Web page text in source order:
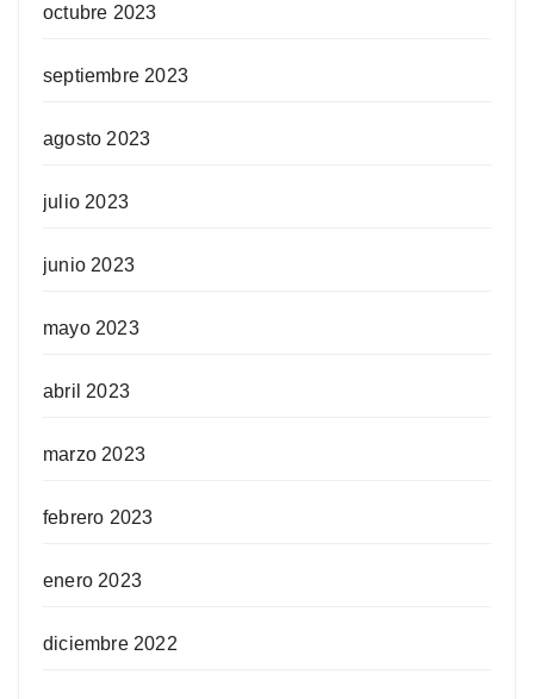
octubre 2023
septiembre 2023
agosto 2023
julio 2023
junio 2023
mayo 2023
abril 2023
marzo 2023
febrero 2023
enero 2023
diciembre 2022